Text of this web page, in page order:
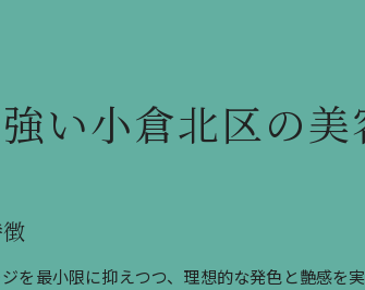
い小倉北区の美
を最小限に抑えつつ、理想的な発色と艶感